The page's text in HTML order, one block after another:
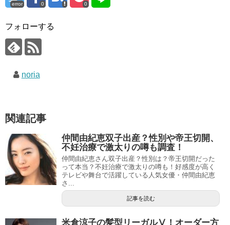
error 0 0
フォローする
noria
関連記事
仲間由紀恵双子出産？性別や帝王切開、
不妊治療で激太りの噂も調査！
仲間由紀恵さん双子出産？性別は？帝王切開だった
って本当？不妊治療で激太りの噂も！好感度が高く
テレビや舞台で活躍している人気女優・仲間由紀恵
さ...
記事を読む
米倉涼子の髪型リーガルⅤ！オーダー方